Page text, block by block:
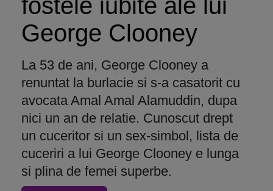
fostele iubite ale lui
George Clooney
La 53 de ani, George Clooney a
renuntat la burlacie si s-a casatorit cu
avocata Amal Amal Alamuddin, dupa
nici un an de relatie. Cunoscut drept
un cuceritor si un sex-simbol, lista de
cuceriri a lui George Clooney e lunga
si plina de femei superbe.